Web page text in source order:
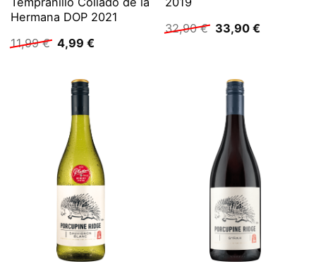
Hermana DOP 2021
11,99€ Ursprünglicher
Preis
11,99 €
4,99 €Aktueller
32,90€ Ursprünglicher
Preis
33,90 €Aktueller